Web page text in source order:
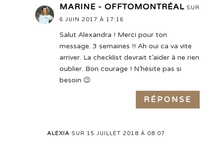
MARINE - OFFTOMONTRÉAL SUR
6 JUIN 2017 À 17:16
Salut Alexandra ! Merci pour ton
message. 3 semaines !! Ah oui ca va vite
arriver. La checklist devrait t’aider à ne rien
oublier. Bon courage ! N’hésite pas si
besoin 😉
RÉPONSE
ALEXIA SUR 15 JUILLET 2018 À 08:07